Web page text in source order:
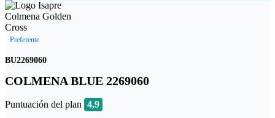
Preferente
BU2269060
COLMENA BLUE 2269060
Puntuación del plan 4,9